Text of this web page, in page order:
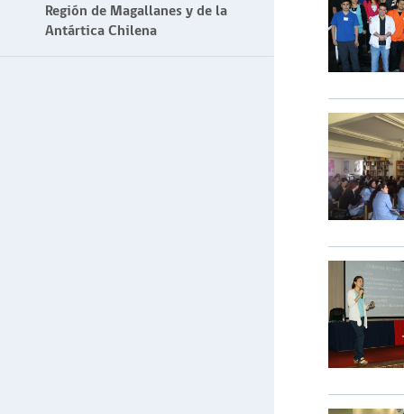
Región de Magallanes y de la
Antártica Chilena